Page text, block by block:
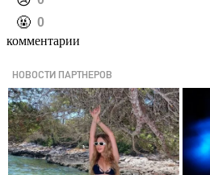
️🤬 0
комментарии